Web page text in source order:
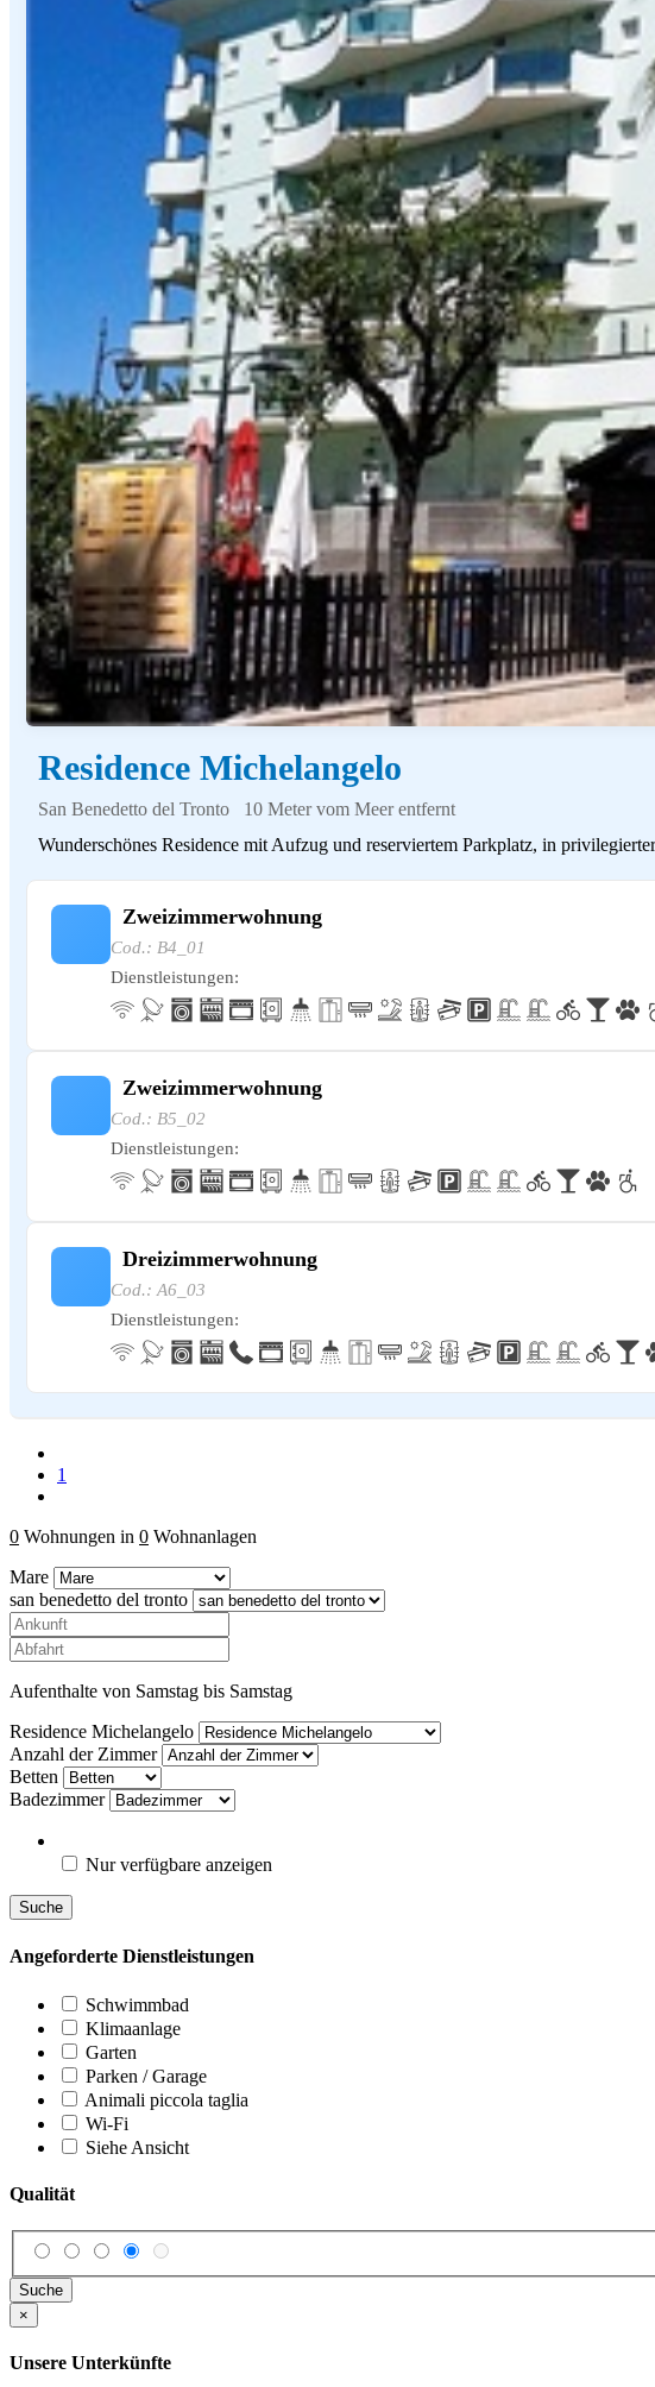
Residence Michelangelo
San Benedetto del Tronto 10 Meter vom Meer entfernt
Wunderschönes Residence mit Aufzug und reserviertem Parkplatz, in
Zweizimmerwohnung
Cod.: B4_01
Dienstleistungen:
Zweizimmerwohnung
Cod.: B5_02
Dienstleistungen:
Dreizimmerwohnung
Cod.: A6_03
Dienstleistungen:
1
0 Wohnungen in 0 Wohnanlagen
Mare
san benedetto del tronto
Aufenthalte von Samstag bis Samstag
Residence Michelangelo
Anzahl der Zimmer
Betten
Badezimmer
Nur verfügbare anzeigen
Suche
Angeforderte Dienstleistungen
Schwimmbad
Klimaanlage
Garten
Parken / Garage
Animali piccola taglia
Wi-Fi
Siehe Ansicht
Qualität
Suche
×
Unsere Unterkünfte